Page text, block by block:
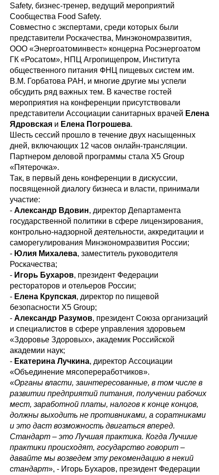
Safety, бизнес-тренер, ведущий мероприятий
Сообщества Food Safety.
Совместно с экспертами, среди которых были
представители Роскачества, Минэкономразвития,
ООО «Энергоатоминвест» концерна Росэнергоатом
ГК «Росатом», НПЦ Агропищепром, Института
общественного питания ФНЦ пищевых систем им.
В.М. Горбатова РАН, и многие другие мы успели
обсудить ряд важных тем. В качестве гостей
мероприятия на конференции присутствовали
представители Ассоциации санитарных врачей Елена
Ядровская и Елена Погрошева.
Шесть сессий прошло в течение двух насыщенных
дней, включающих 12 часов онлайн-трансляции.
Партнером деловой программы стала X5 Group
«Пятерочка».
Так, в первый день конференции в дискуссии,
посвященной диалогу бизнеса и власти, принимали
участие:
- Александр Вдовин, директор Департамента
государственной политики в сфере лицензирования,
контрольно-надзорной деятельности, аккредитации и
саморегулирования Минэкономразвития России;
- Юлия Михалева, заместитель руководителя
Роскачества;
- Игорь Бухаров, президент Федерации
рестораторов и отельеров России;
- Елена Крупская, директор по пищевой
безопасности X5 Group;
- Александр Разумов, президент Союза организаций
и специалистов в сфере управления здоровьем
«Здоровье Здоровых», академик Российской
академии наук;
- Екатерина Лучкина, директор Ассоциации
«Объединение мясопереработчиков».
«Органы власти, заинтересованные, в том числе в
развитии предприятий питания, получении рабочих
мест, заработной платы, налогов к конце концов,
должны выходить не противниками, а соратниками
и это даст возможность двигаться вперед.
Стандарт – это Лучшая практика. Когда Лучшие
практики происходят, государство говорит –
давайте мы возведем эту рекомендацию в некий
стандарт», - Игорь Бухаров, президент Федерации